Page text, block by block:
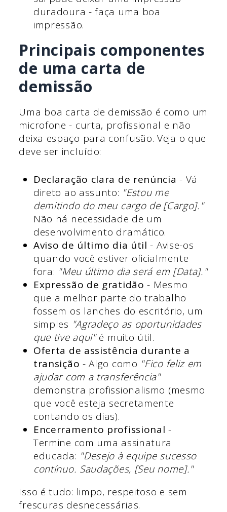
duradoura - faça uma boa
impressão.
Principais componentes
de uma carta de
demissão
Uma boa carta de demissão é como um
microfone - curta, profissional e não
deixa espaço para confusão. Veja o que
deve ser incluído:
Declaração clara de renúncia - Vá
direto ao assunto: "Estou me
demitindo do meu cargo de [Cargo]."
Não há necessidade de um
desenvolvimento dramático.
Aviso de último dia útil - Avise-os
quando você estiver oficialmente
fora: "Meu último dia será em [Data]."
Expressão de gratidão - Mesmo
que a melhor parte do trabalho
fossem os lanches do escritório, um
simples "Agradeço as oportunidades
que tive aqui"é muito útil.
Oferta de assistência durante a
transição - Algo como "Fico feliz em
ajudar com a transferência"
demonstra profissionalismo (mesmo
que você esteja secretamente
contando os dias).
Encerramento profissional -
Termine com uma assinatura
educada: "Desejo à equipe sucesso
contínuo. Saudações, [Seu nome]."
Isso é tudo: limpo, respeitoso e sem
frescuras desnecessárias.